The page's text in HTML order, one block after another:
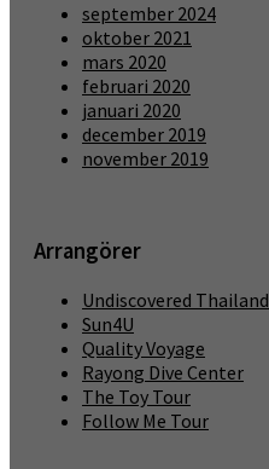
september 2024
oktober 2021
mars 2020
februari 2020
januari 2020
december 2019
november 2019
Arrangörer
Undiscovered Thailand
Sun4U
Quality Voyage
Rayong Dive Center
The Toy Tour
Follow Me Tour